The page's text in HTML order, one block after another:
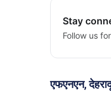
Stay
Follow us
एफएनएन,